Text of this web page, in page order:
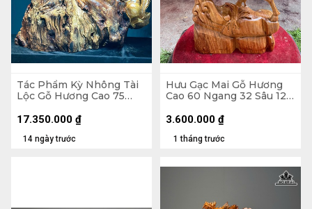
Tác Phẩm Kỳ Nhông Tài
Lộc Gỗ Hương Cao 75
14 ngày trước
17.350.000 ₫
Hưu Gạc Mai Gỗ Hương
Cao 60 Ngang 32 Sâu 12
1 tháng trước
3.600.000 ₫